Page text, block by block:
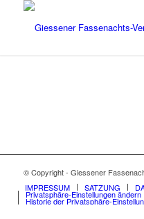
© Copyright - Giessener
IMPRESSUM
SATZUNG
Privatsphäre-Einstellungen ändern
Historie der Privatsphäre-